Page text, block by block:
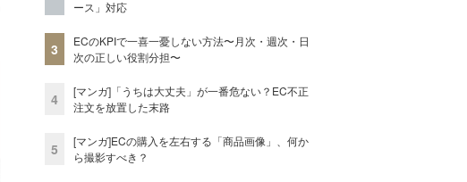
ース」対応
3
ECのKPIで一喜一憂しない方法〜月次・週次・日
次の正しい役割分担〜
4
[マンガ]「うちは大丈夫」が一番危ない？EC不正
注文を放置した末路
5
[マンガ]ECの購入を左右する「商品画像」、何か
ら撮影すべき？